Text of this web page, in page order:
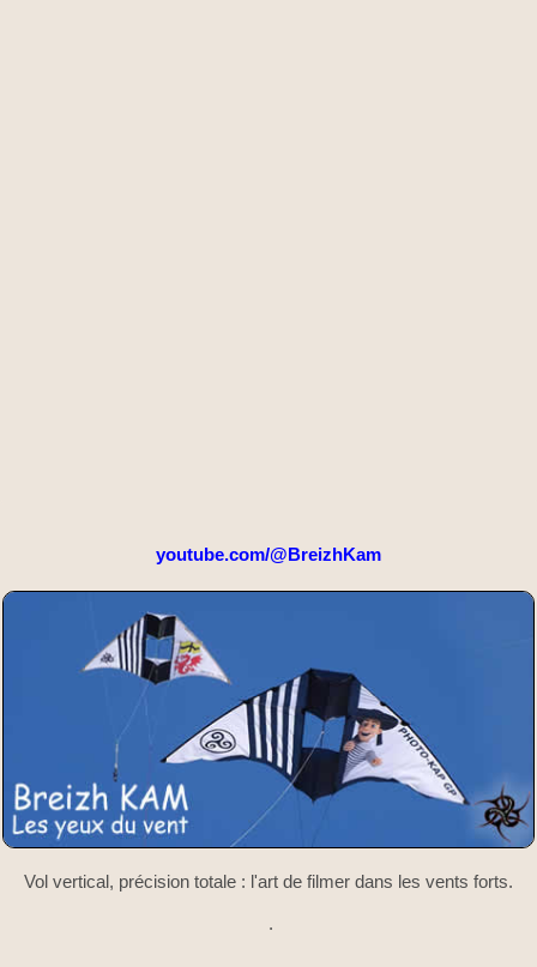
youtube.com/@BreizhKam
Vol vertical, précision totale : l'art de filmer dans les vents forts.
.